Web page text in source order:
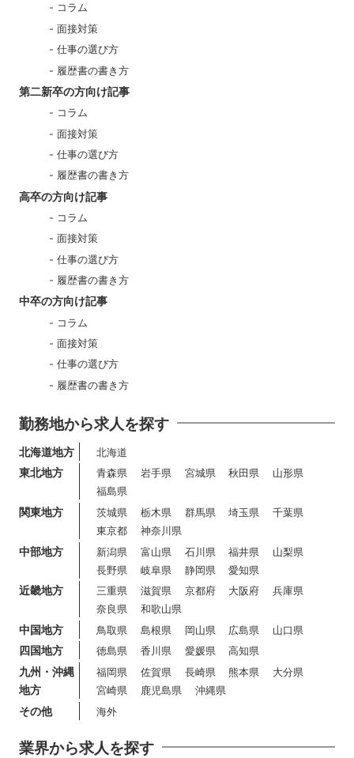
コラム
面接対策
仕事の選び方
履歴書の書き方
第二新卒の方向け記事
コラム
面接対策
仕事の選び方
履歴書の書き方
高卒の方向け記事
コラム
面接対策
仕事の選び方
履歴書の書き方
中卒の方向け記事
コラム
面接対策
仕事の選び方
履歴書の書き方
勤務地から求人を探す
北海道地方 北海道
東北地方 青森県 岩手県 宮城県 秋田県
山形県
福島県
関東地方 茨城県 栃木県 群馬県 埼玉県
千葉県
東京都
神奈川県
中部地方 新潟県 富山県 石川県 福井県
山梨県
長野県
岐阜県 静岡県 愛知県
近畿地方 三重県 滋賀県 京都府 大阪府
兵庫県
奈良県
和歌山県
中国地方 鳥取県 島根県 岡山県 広島県 山口県
四国地方 徳島県 香川県 愛媛県 高知県
九州・沖縄
地方
福岡県 佐賀県 長崎県 熊本県
大分県
宮崎県
鹿児島県 沖縄県
その他 海外
業界から求人を探す